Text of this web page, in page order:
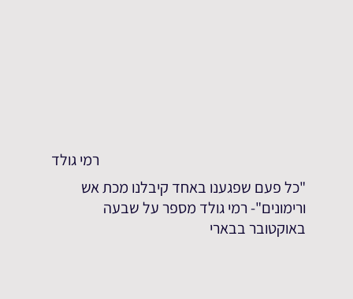
רמי גולד
"כל פעם שפגענו באחד קיבלנו מכת אש
ורימונים"- רמי גולד מספר על שבעה
באוקטובר בבארי